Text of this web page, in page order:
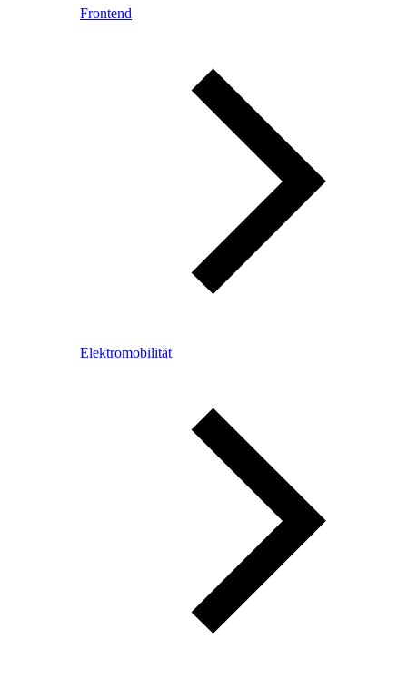
Frontend
Elektromobilität